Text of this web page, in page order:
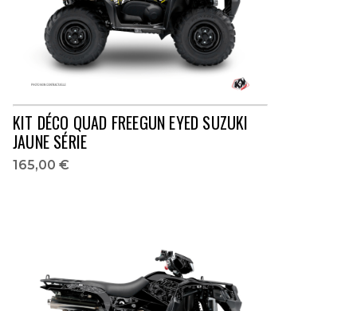
KIT DÉCO QUAD FREEGUN EYED SUZUKI
JAUNE SÉRIE
165,00 €